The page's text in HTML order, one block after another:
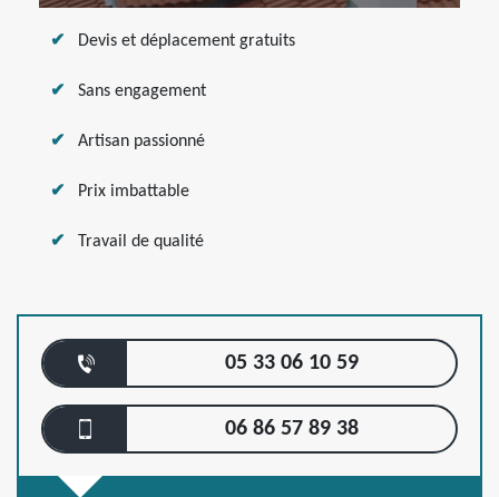
Devis et déplacement gratuits
Sans engagement
Artisan passionné
Prix imbattable
Travail de qualité
05 33 06 10 59
06 86 57 89 38